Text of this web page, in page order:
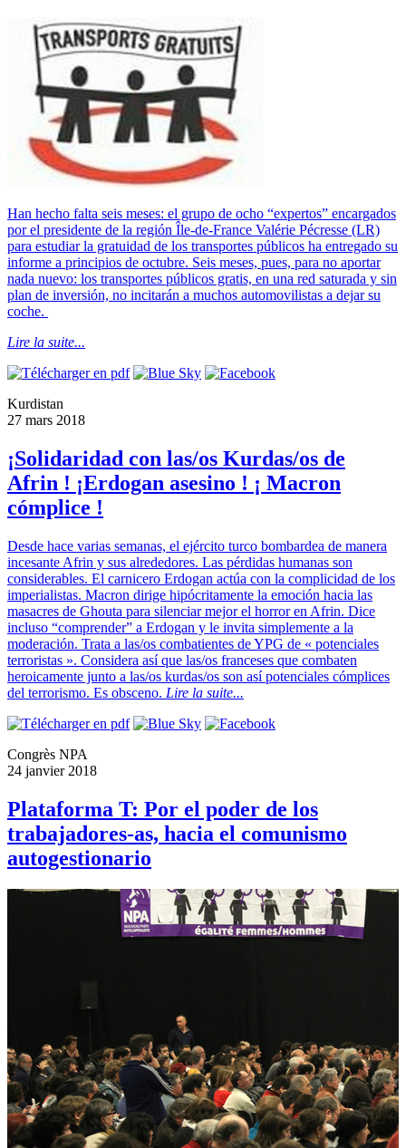
Han hecho falta seis meses: el grupo de ocho “expertos” encargados
por el presidente de la región Île-de-France Valérie Pécresse (LR)
para estudiar la gratuidad de los transportes públicos ha entregado su
informe a principios de octubre. Seis meses, pues, para no aportar
nada nuevo: los transportes públicos gratis, en una red saturada y sin
plan de inversión, no incitarán a muchos automovilistas a dejar su
coche.
Lire la suite...
Kurdistan
27 mars 2018
¡Solidaridad con las/os Kurdas/os de
Afrin ! ¡Erdogan asesino ! ¡ Macron
cómplice !
Desde hace varias semanas, el ejército turco bombardea de manera
incesante Afrin y sus alrededores. Las pérdidas humanas son
considerables. El carnicero Erdogan actúa con la complicidad de los
imperialistas. Macron dirige hipócritamente la emoción hacia las
masacres de Ghouta para silenciar mejor el horror en Afrin. Dice
incluso “comprender” a Erdogan y le invita simplemente a la
moderación. Trata a las/os combatientes de YPG de « potenciales
terroristas ». Considera así que las/os franceses que combaten
heroicamente junto a las/os kurdas/os son así potenciales cómplices
del terrorismo. Es obsceno. Lire la suite...
Congrès NPA
24 janvier 2018
Plataforma T: Por el poder de los
trabajadores-as, hacia el comunismo
autogestionario